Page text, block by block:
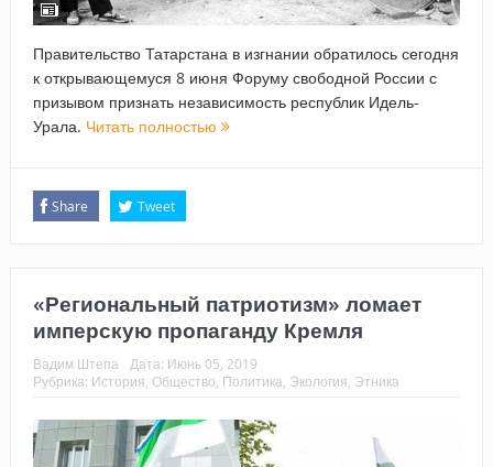
Правительство Татарстана в изгнании обратилось сегодня
к открывающемуся 8 июня Форуму свободной России с
призывом признать независимость республик Идель-
Урала. Читать полностью
Share Tweet
«Региональный патриотизм» ломает
имперскую пропаганду Кремля
Вадим Штепа Дата: Июнь 05, 2019
Рубрика: История Общество Политика Экология Этника